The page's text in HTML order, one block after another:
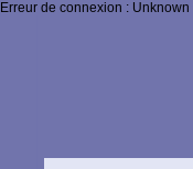
Erreur de connexion :